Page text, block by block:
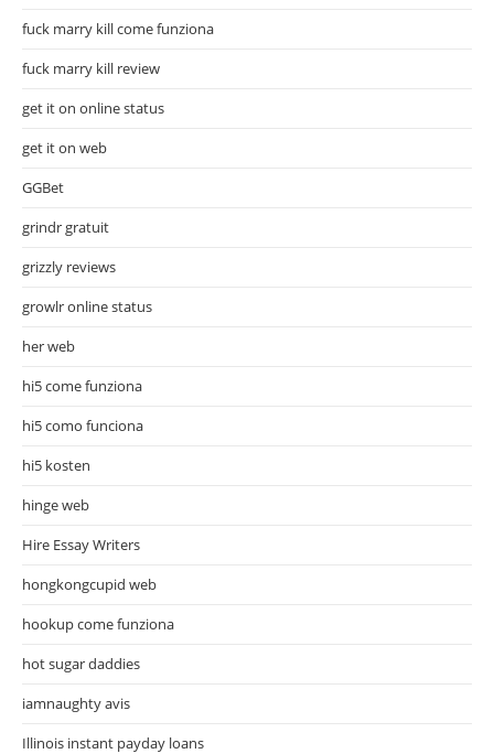
fuck marry kill come funziona
fuck marry kill review
get it on online status
get it on web
GGBet
grindr gratuit
grizzly reviews
growlr online status
her web
hi5 come funziona
hi5 como funciona
hi5 kosten
hinge web
Hire Essay Writers
hongkongcupid web
hookup come funziona
hot sugar daddies
iamnaughty avis
Illinois instant payday loans